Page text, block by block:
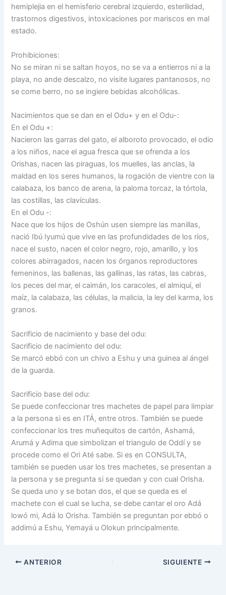
hemiplejia en el hemisferio cerebral izquierdo, esterilidad,
trastornos digestivos, intoxicaciones por mariscos en mal
estado.
Prohibiciones:
No se miran ni se saltan hoyos, no se va a entierros ni a la
playa, no ande descalzo, no visite lugares pantanosos, no
se come berro, no se ingiere bebidas alcohólicas.
Nacimientos que se dan en el Odu+ y en el Odu-:
En el Odu +:
Nacieron las garras del gato, el alboroto provocado, el odio
a los niños, nace el agua fresca que se ofrenda a los
Orishas, nacen las piraguas, los muelles, las anclas, la
maldad en los seres humanos, la rogación de vientre con la
calabaza, los banco de arena, la paloma torcaz, la tórtola,
las costillas, las clavículas.
En el Odu -:
Nace que los hijos de Oshún usen siempre las manillas,
nació Ibú Iyumú que vive en las profundidades de los ríos,
nace el susto, nacen el color negro, rojo, amarillo, y los
colores abirragados, nacen los órganos reproductores
femeninos, las ballenas, las gallinas, las ratas, las cabras,
los peces del mar, el caimán, los caracoles, el almiquí, el
maíz, la calabaza, las células, la malicia, la ley del karma, los
granos.
Sacrificio de nacimiento y base del odu:
Sacrificio de nacimiento del odu:
Se marcó ebbó con un chivo a Eshu y una guinea al ángel
de la guarda.
Sacrificio base del odu:
Se puede confeccionar tres machetes de papel para limpiar
a la persona si es en ITÁ, entre otros. También se puede
confeccionar los tres muñequitos de cartón, Ashamá,
Arumá y Adima que simbolizan el triangulo de Oddí y se
procede como el Ori Até sabe. Si es en CONSULTA,
también se pueden usar los tres machetes, se presentan a
la persona y se pregunta si se quedan y con cual Orisha.
Se queda uno y se botan dos, el que se queda es el
machete con el cual se lucha, se debe cantar el oro Adá
lowó mi, Adá lo Orisha. También se preguntan por ebbó o
addimú a Eshu, Yemayá u Olokun principalmente.
ANTERIOR SIGUIENTE